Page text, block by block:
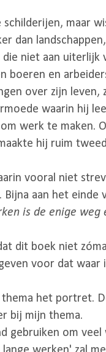
schilderijen, maar
dan
niet aan uiterlijk
boeren en
over zijn
waarin hij
werk te maken.
hij ruim
vooral niet
Bijna aan het einde
is de enige
dit boek niet
voor dat
het portret.
bij mijn thema.
gebruiken om